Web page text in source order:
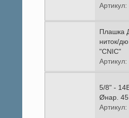
Плашка
ниток/
"CNIC"
5/8" -
Øнар.